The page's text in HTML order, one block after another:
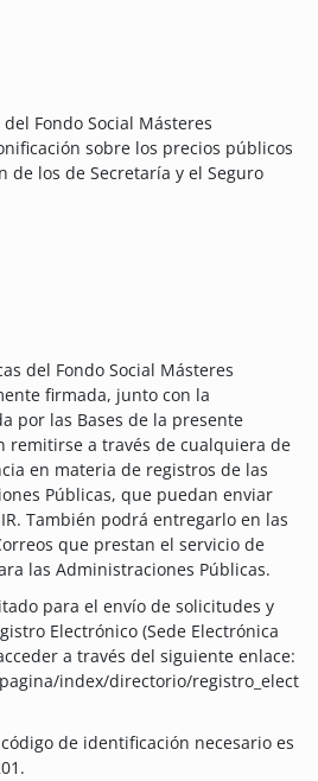
Fondo Social Másteres
sobre los precios públicos
de los de Secretaría y el Seguro
del Fondo Social Másteres
firmada, junto con la
por las Bases de la presente
remitirse a través de cualquiera de
en materia de registros de las
Públicas, que puedan enviar
También podrá entregarlo en las
que prestan el servicio de
las Administraciones Públicas.
para el envío de solicitudes y
Electrónico (Sede Electrónica
a través del siguiente enlace:
index/directorio/registro_elect
de identificación necesario es